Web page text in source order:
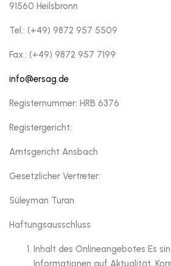
91560 Heilsbronn
Tel.: (+49) 9872 957 5509
Fax.: (+49) 9872 957 7199
info@ersag.de
Registernummer: HRB 6376
Registergericht:
Amtsgericht Ansbach
Gesetzlicher Vertreter:
Süleyman Turan
Haftungsausschluss
Inhalt des Onlineangebotes Es
Informationen auf Aktualität,